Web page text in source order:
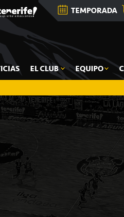
TEMPORADA
EL CLUB EQUIPO